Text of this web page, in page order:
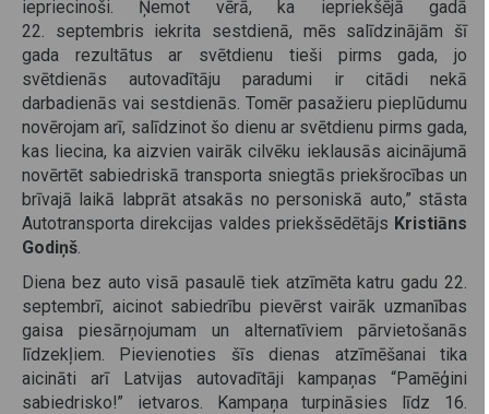
iepriecinoši. Ņemot vērā, ka iepriekšējā gadā
22. septembris iekrita sestdienā, mēs salīdzinājām šī
gada rezultātus ar svētdienu tieši pirms gada, jo
svētdienās autovadītāju paradumi ir citādi nekā
darbadienās vai sestdienās. Tomēr pasažieru pieplūdumu
novērojam arī, salīdzinot šo dienu ar svētdienu pirms gada,
kas liecina, ka aizvien vairāk cilvēku ieklausās aicinājumā
novērtēt sabiedriskā transporta sniegtās priekšrocības un
brīvajā laikā labprāt atsakās no personiskā auto,” stāsta
Autotransporta direkcijas valdes priekšsēdētājs Kristiāns
Godiņš
Diena bez auto visā pasaulē tiek atzīmēta katru gadu 22.
septembrī, aicinot sabiedrību pievērst vairāk uzmanības
gaisa piesārņojumam un alternatīviem pārvietošanās
līdzekļiem. Pievienoties šīs dienas atzīmēšanai tika
aicināti arī Latvijas autovadītāji kampaņas “Pamēģini
sabiedrisko!” ietvaros. Kampaņa turpināsies līdz 16.